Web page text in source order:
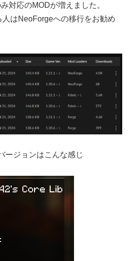
対応のMODが増えました。
はNeoForgeへの移行をお勧め
ージョンはこんな感じ